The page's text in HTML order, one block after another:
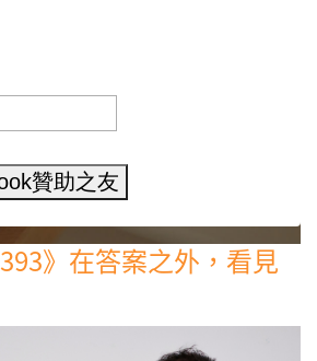
贊助之友
》在答案之外，看見